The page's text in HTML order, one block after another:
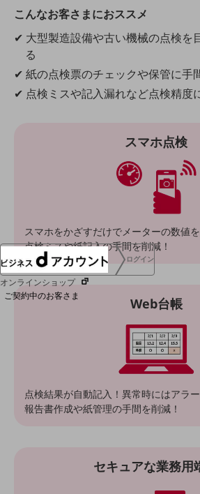
基礎的電気通信役務損益明細表
採用情報
採用情報TOP
新卒採用
経験者採用
ログイン
オンラインショップ
ご契約中のお客さま
ご契約中サービスの一元管理
Web明細(ビリングステーション)
こんなお客さまにおススメ
✔ 大型製造設備や古い機械の点検を
る
✔ 紙の点検票のチェックや保管に手
✔ 点検ミスや記入漏れなど点検精度
スマホ点検
スマホをかざすだけでメーターの数値
点検ミスや紙記入の手間を削減！
Web台帳
点検結果が自動記入！異常時にはアラ
報告書作成や紙管理の手間を削減！
セキュアな業務用